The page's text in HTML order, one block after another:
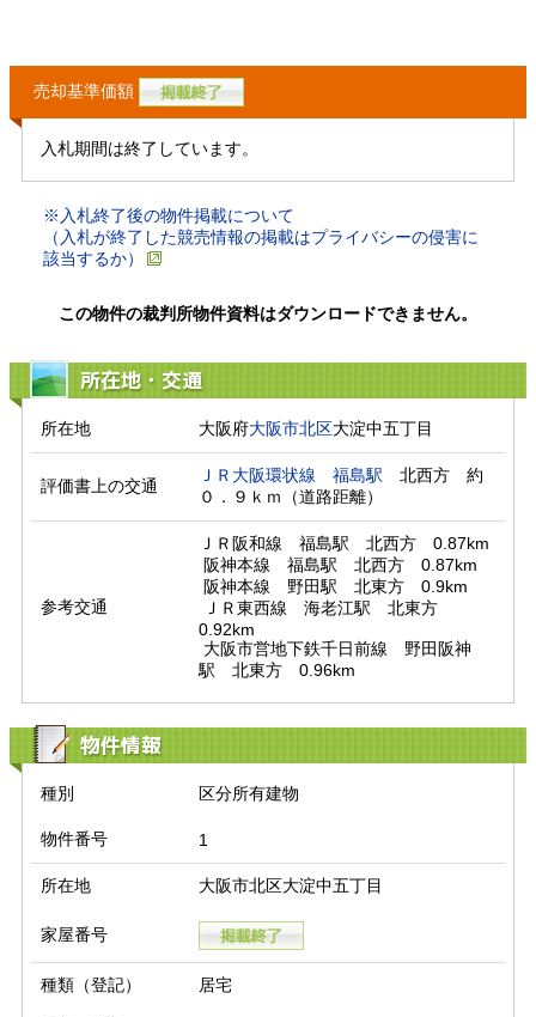
売却基準価額
入札期間は終了しています。
※入札終了後の物件掲載について
（入札が終了した競売情報の掲載はプライバシーの侵害に
該当するか）
この物件の裁判所物件資料はダウンロードできません。
所在地・交通
所在地 大阪府大阪市北区大淀中五丁目
評価書上の交通
ＪＲ大阪環状線 福島駅 北西方　約
０．９ｋｍ（道路距離）
参考交通
ＪＲ阪和線　福島駅　北西方　0.87km
0.92km
駅　北東方　0.96km
物件情報
種別 区分所有建物
物件番号 1
所在地 大阪市北区大淀中五丁目
家屋番号
種類（登記） 居宅